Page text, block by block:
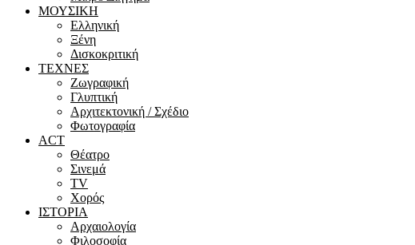
ΜΟΥΣΙΚΗ
Ελληνική
Ξένη
Δισκοκριτική
ΤΕΧΝΕΣ
Ζωγραφική
Γλυπτική
Αρχιτεκτονική / Σχέδιο
Φωτογραφία
ACT
Θέατρο
Σινεμά
ΤV
Χορός
ΙΣΤΟΡΙΑ
Αρχαιολογία
Φιλοσοφία